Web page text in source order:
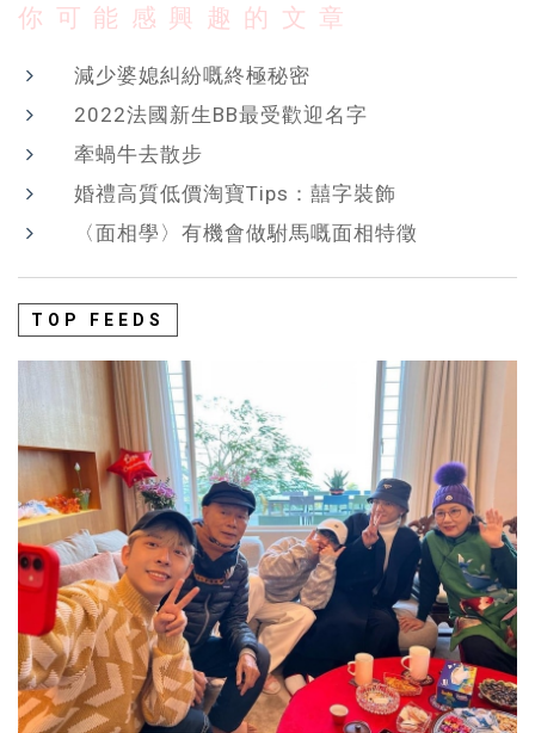
你可能感興趣的文章
減少婆媳糾紛嘅終極秘密
20 22法國新生BB最受歡迎名字
牽蝸牛去散步
婚禮高質低價淘寶Tips：囍字裝飾
〈面相學〉有機會做駙馬嘅面相特徵
TOP FEEDS